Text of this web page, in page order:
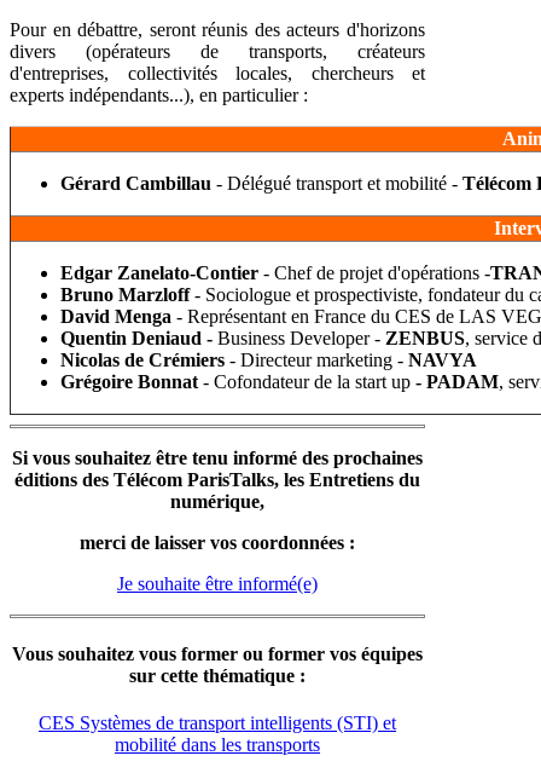
Pour en débattre, seront réunis des acteurs d'horizons
divers (opérateurs de transports, créateurs
d'entreprises, collectivités locales, chercheurs et
experts indépendants...), en particulier :
Gérard Cambillau - Délégué transport et mobilité - Télécom
Edgar Zanelato-Contier - Chef de projet d'opérations -
Bruno Marzloff- Sociologue et prospectiviste, fondateur du
David Menga - Représentant en France du CES de LAS
Quentin Deniaud - Business Developer - ZENBUS, service
Nicolas de Crémiers - Directeur marketing - NAVYA
Grégoire Bonnat - Cofondateur de la start up - PADAM,
Si vous souhaitez être tenu informé des prochaines
éditions des Télécom ParisTalks, les Entretiens du
numérique,
merci de laisser vos coordonnées :
Je souhaite être informé(e)
Vous souhaitez vous former ou former vos équipes
sur cette thématique :
CES Systèmes de transport intelligents (STI) et
mobilité dans les transports